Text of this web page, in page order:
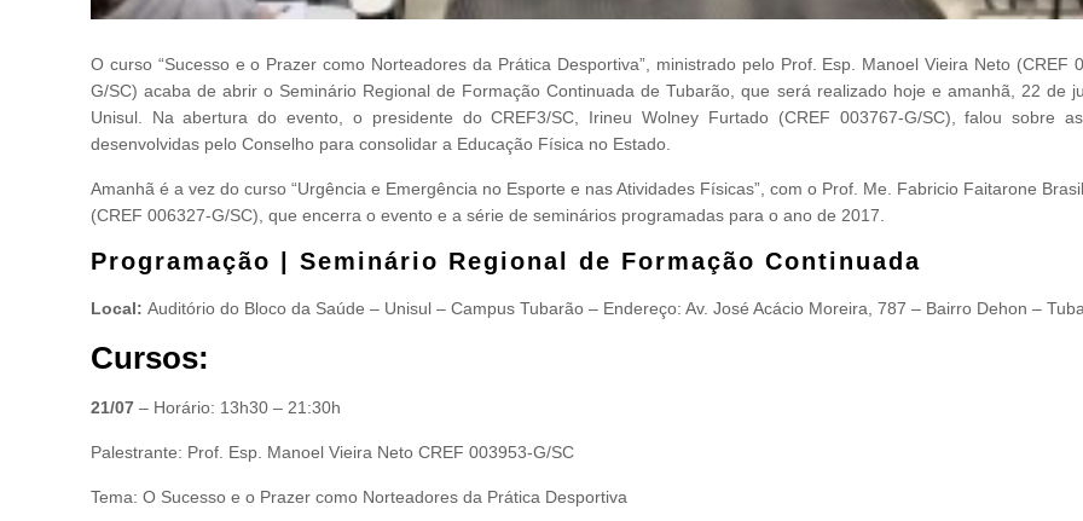
O curso “Sucesso e o Prazer como Norteadores da Prática Desportiva”, ministrado pelo Prof. Esp. Manoel Vieira Neto (CREF
G/SC) acaba de abrir o Seminário Regional de Formação Continuada de Tubarão, que será realizado hoje e amanhã, 22 de
Unisul. Na abertura do evento, o presidente do CREF3/SC, Irineu Wolney Furtado (CREF 003767-G/SC), falou sobre
desenvolvidas pelo Conselho para consolidar a Educação Física no Estado.
Amanhã é a vez do curso “Urgência e Emergência no Esporte e nas Atividades Físicas”, com o Prof. Me. Fabricio Faitarone
(CREF 006327-G/SC), que encerra o evento e a série de seminários programadas para o ano de 2017.
Programação | Seminário Regional de Formação Continuada
Local: Auditório do Bloco da Saúde – Unisul – Campus Tubarão – Endereço: Av. José Acácio Moreira, 787 – Bairro Dehon –
Cursos:
21/07– Horário: 13h30 – 21:30h
Palestrante: Prof. Esp. Manoel Vieira Neto CREF 003953-G/SC
Tema: O Sucesso e o Prazer como Norteadores da Prática Desportiva